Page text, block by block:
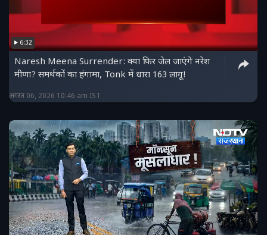
6:32
Naresh Meena Surrender: क्या फिर जेल जाएंगे नरेश
मीणा? समर्थकों का हंगामा, Tonk में धारा 163 लागू!
अगस्त 06, 2026 10:46 am IST